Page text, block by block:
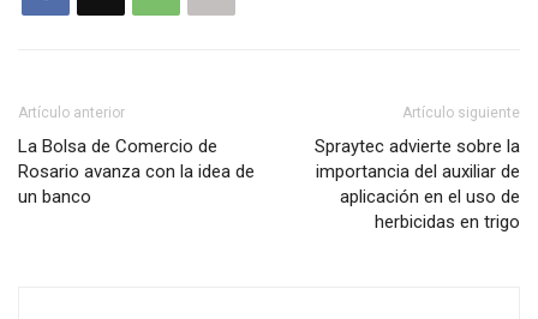
Artículo anterior
La Bolsa de Comercio de
Rosario avanza con la idea de
un banco
Artículo siguiente
Spraytec advierte sobre la
importancia del auxiliar de
aplicación en el uso de
herbicidas en trigo